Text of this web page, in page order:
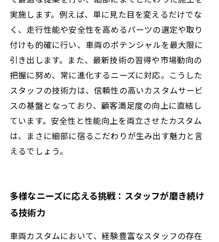
実施します。例えば、単に見た目を変えるだけでな
く、走行性能や安全性を高めるパーツの選定や取り
付けも的確に行い、車両のポテンシャルを最大限に
引き出します。また、最新技術の習得や市場動向の
把握に努め、常に進化するニーズに対応。こうした
スタッフの技術力は、信頼性の高いカスタムサービ
スの基盤となっており、顧客満足度の向上に直結し
ています。安全性と性能向上を両立させたカスタム
は、まさに細部に宿るこだわりが生み出す魅力と言
えるでしょう。
多様なニーズに応える挑戦：スタッフが磨き続け
る技術力
車両カスタムにおいて、経験豊富なスタッフの存在